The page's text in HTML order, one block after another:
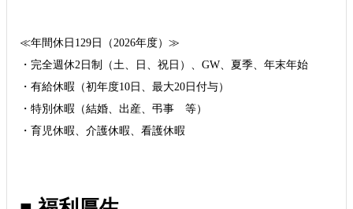
≪年間休日129日（2026年度）≫
・完全週休2日制（土、日、祝日）、GW、夏季、年末年始
・有給休暇（初年度10日、最大20日付与）
・特別休暇（結婚、出産、弔事 等）
・育児休暇、介護休暇、看護休暇